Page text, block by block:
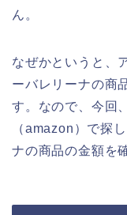
ん。
なぜかというと、
ーバレリーナの商
す。なので、今回
（amazon）で探
ナの商品の金額を